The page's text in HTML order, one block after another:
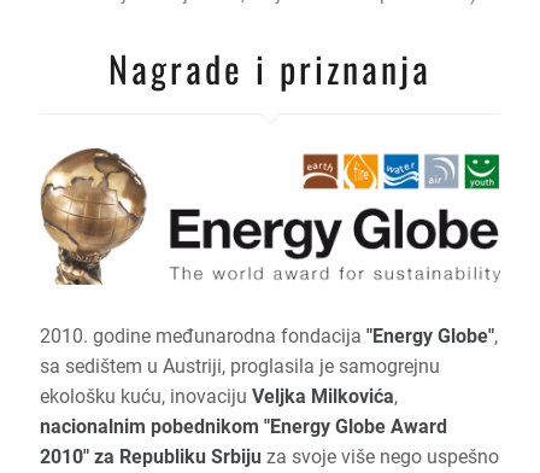
Nagrade i priznanja
2010. godine međunarodna fondacija "Energy Globe",
sa sedištem u Austriji, proglasila je samogrejnu
ekološku kuću, inovaciju Veljka Milkovića,
nacionalnim pobednikom "Energy Globe Award
2010" za Republiku Srbiju za svoje više nego uspešno